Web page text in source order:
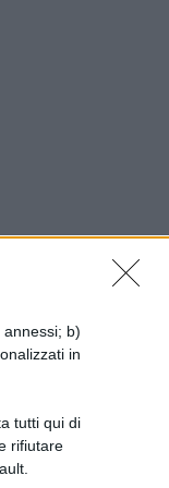
b)
in
tutti qui di
rifiutare